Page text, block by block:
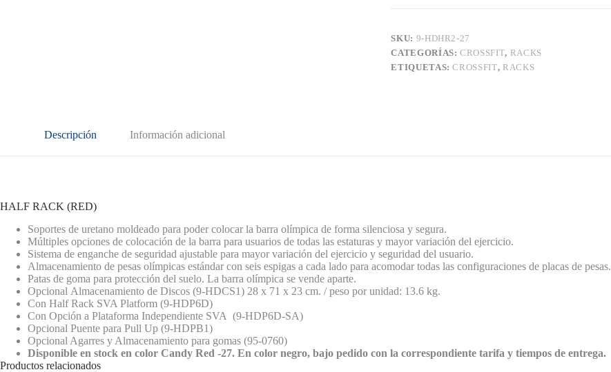
SKU: 9-HDHR2-27
CATEGORÍAS:CROSSFIT, RACKS
ETIQUETAS:CROSSFIT, RACKS
Descripción Información adicional
HALF RACK (RED)
Soportes de uretano moldeado para poder colocar la barra olímpica de forma silenciosa y segura.
Múltiples opciones de colocación de la barra para usuarios de todas las estaturas y mayor variación del ejercicio.
Sistema de enganche de seguridad ajustable para mayor variación del ejercicio y seguridad del usuario.
Almacenamiento de pesas olímpicas estándar con seis espigas a cada lado para acomodar todas las configuraciones de placas de pesas.
Patas de goma para protección del suelo. La barra olímpica se vende aparte.
Opcional Almacenamiento de Discos (9-HDCS1) 28 x 71 x 23 cm. / peso por unidad: 13.6 kg.
Con Half Rack SVA Platform (9-HDP6D)
Con Opción a Plataforma Independiente SVA (9-HDP6D-SA)
Opcional Puente para Pull Up (9-HDPB1)
Opcional Agarres y Almacenamiento para gomas (95-0760)
Disponible en stock en color Candy Red -27. En color negro, bajo pedido con la correspondiente tarifa y tiempos de entrega.
Productos relacionados